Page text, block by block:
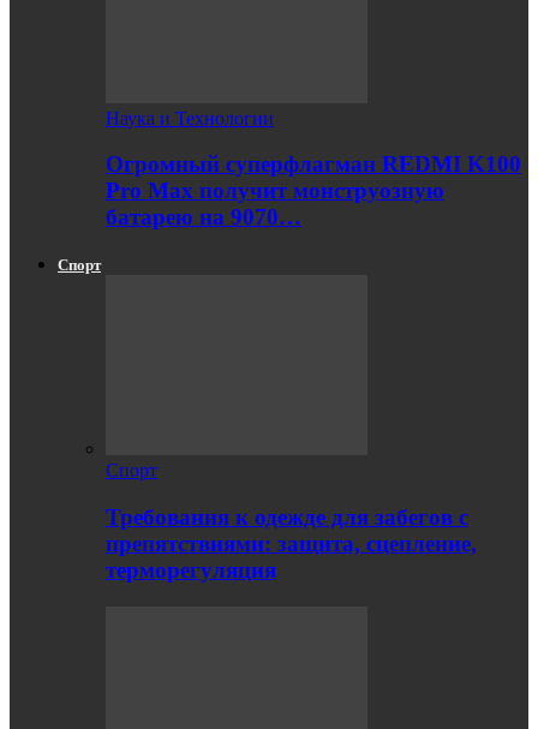
Наука и Технологии
Огромный суперфлагман REDMI K100
Pro Max получит монструозную
батарею на 9070…
Спорт
Спорт
Требования к одежде для забегов с
препятствиями: защита, сцепление,
терморегуляция